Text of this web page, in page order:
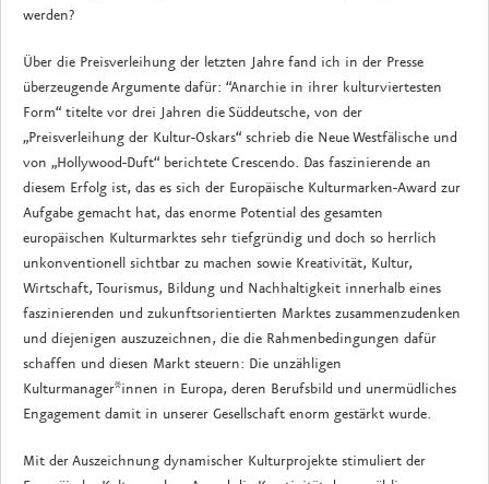
werden?
Über die Preisverleihung der letzten Jahre fand ich in der Presse
überzeugende Argumente dafür: “Anarchie in ihrer kulturviertesten
Form“ titelte vor drei Jahren die Süddeutsche, von der
„Preisverleihung der Kultur-Oskars“ schrieb die Neue Westfälische und
von „Hollywood-Duft“ berichtete Crescendo. Das faszinierende an
diesem Erfolg ist, das es sich der Europäische Kulturmarken-Award zur
Aufgabe gemacht hat, das enorme Potential des gesamten
europäischen Kulturmarktes sehr tiefgründig und doch so herrlich
unkonventionell sichtbar zu machen sowie Kreativität, Kultur,
Wirtschaft, Tourismus, Bildung und Nachhaltigkeit innerhalb eines
faszinierenden und zukunftsorientierten Marktes zusammenzudenken
und diejenigen auszuzeichnen, die die Rahmenbedingungen dafür
schaffen und diesen Markt steuern: Die unzähligen
Kulturmanager*innen in Europa, deren Berufsbild und unermüdliches
Engagement damit in unserer Gesellschaft enorm gestärkt wurde.
Mit der Auszeichnung dynamischer Kulturprojekte stimuliert der